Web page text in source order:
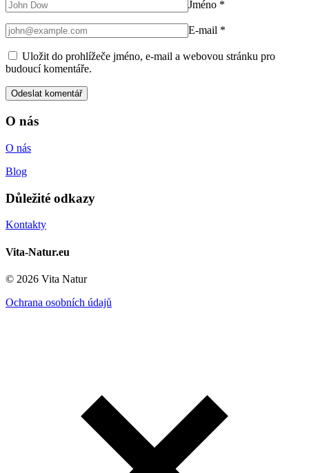
Jméno *
E-mail *
Uložit do prohlížeče jméno, e-mail a webovou stránku pro
budoucí komentáře.
O nás
O nás
Blog
Důležité odkazy
Kontakty
Vita-Natur.eu
© 2026 Vita Natur
Ochrana osobních údajů